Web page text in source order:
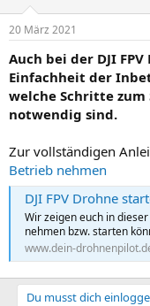
e
r
l
t
a
m
20 März 2021
Auch bei der DJI
Einfachheit der
welche Schritte zum
notwendig sind.
Zur vollständigen
Betrieb nehmen
DJI FPV Drohne
Wir zeigen euch in
nehmen bzw. starten
www.dein-
Du musst dich